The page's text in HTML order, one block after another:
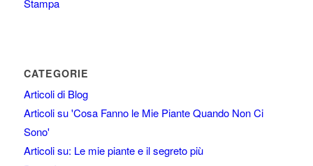
Stampa
CATEGORIE
Articoli di Blog
Articoli su 'Cosa Fanno le Mie Piante Quando Non Ci
Sono'
Articoli su: Le mie piante e il segreto più